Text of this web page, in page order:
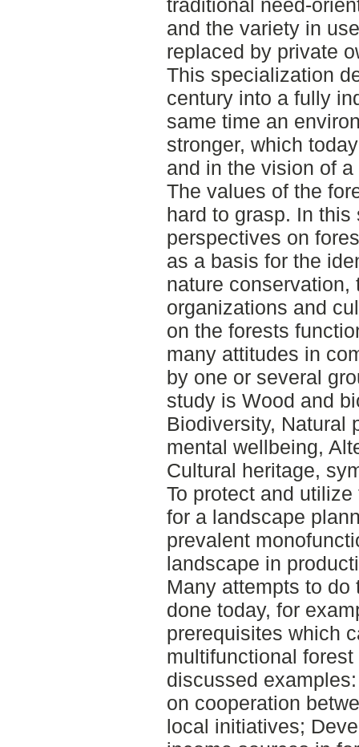
traditional need-
and the variety in
replaced by private
This specialization
century into a fully
same time an
stronger, which
and in the vision of
The values of the
hard to grasp. In
perspectives on
as a basis for the
nature conservation,
organizations and
on the forests
many attitudes in
by one or several
study is Wood and
Biodiversity, Natural
mental wellbeing,
Cultural heritage,
To protect and
for a landscape
prevalent
landscape in
Many attempts to
done today, for
prerequisites which
multifunctional
discussed
on cooperation
local initiatives;